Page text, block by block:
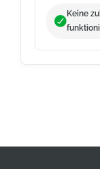
Keine